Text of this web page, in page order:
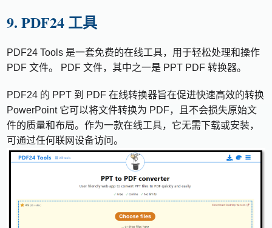
9. PDF24 工具
PDF24 Tools 是一套免费的在线工具，用于轻松处理和操作
PDF 文件。 PDF 文件，其中之一是 PPT PDF 转换器。
PDF24 的 PPT 到 PDF 在线转换器旨在促进快速高效的转换
PowerPoint 它可以将文件转换为 PDF，且不会损失原始文
件的质量和布局。作为一款在线工具，它无需下载或安装，
可通过任何联网设备访问。